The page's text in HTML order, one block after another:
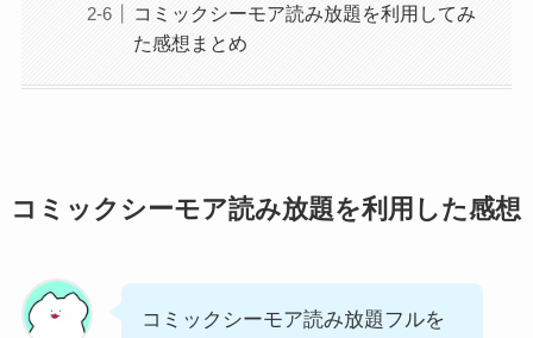
コミックシーモア読み放題を利用してみ
た感想まとめ
コミックシーモア読み放題を利用した感想
コミックシーモア読み放題フルを